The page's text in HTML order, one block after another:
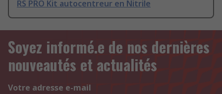
RS PRO Kit autocentreur en Nitrile
Soyez informé.e de nos dernières
nouveautés et actualités
Votre adresse e-mail